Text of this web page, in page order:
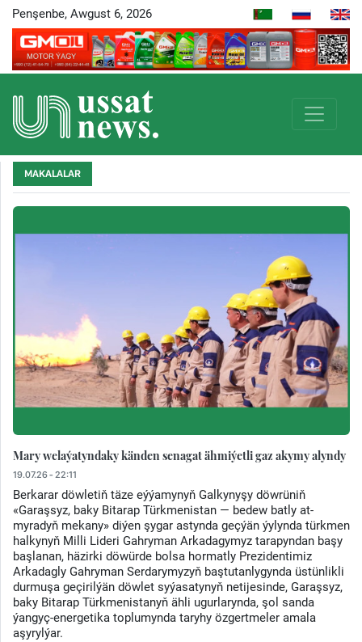
Penşenbe, Awgust 6, 2026
MAKALALAR
Mary welaýatyndaky känden senagat ähmiýetli gaz akymy alyndy
19.07.26 - 22:11
Berkarar döwletiň täze eýýamynyň Galkynyşy döwrüniň
«Garaşsyz, baky Bitarap Türkmenistan — bedew batly at-
myradyň mekany» diýen şygar astynda geçýän ýylynda türkmen
halkynyň Milli Lideri Gahryman Arkadagymyz tarapyndan başy
başlanan, häzirki döwürde bolsa hormatly Prezidentimiz
Arkadagly Gahryman Serdarymyzyň baştutanlygynda üstünlikli
durmuşa geçirilýän döwlet syýasatynyň netijesinde, Garaşsyz,
baky Bitarap Türkmenistanyň ähli ugurlarynda, şol sanda
ýangyç-energetika toplumynda taryhy özgertmeler amala
aşyrylýar.